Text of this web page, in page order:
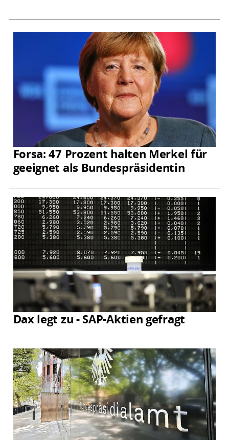
Forsa: 47 Prozent halten Merkel für
geeignet als Bundespräsidentin
Dax legt zu - SAP-Aktien gefragt